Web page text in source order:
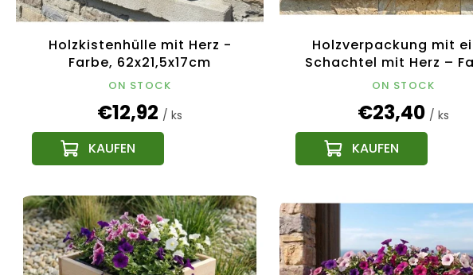
Holzkistenhülle mit Herz -
Farbe, 62x21,5x17cm
Tschechisches Produkt
ON STOCK
€12,92 / ks
Holzverpackung mit
Schachtel mit Herz –
62 x 21,5 x 17 cm,
ON STOCK
€23,40 / ks